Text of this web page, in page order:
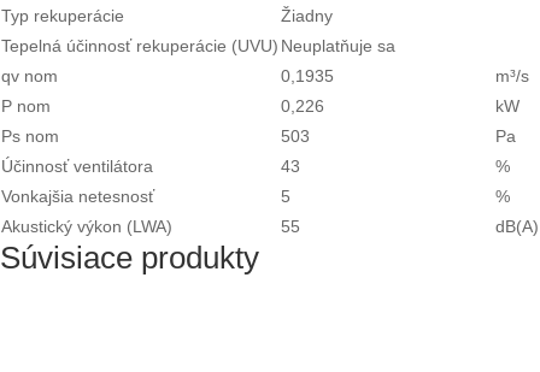
Typ rekuperácie
Žiadny
Tepelná účinnosť rekuperácie (UVU) Neuplatňuje sa
qv nom
0,1935
m³/s
P nom
0,226
kW
Ps nom
503
Pa
Účinnosť ventilátora
43
%
Vonkajšia netesnosť
5
%
Akustický výkon (LWA)
55 dB(A)
Súvisiace produkty